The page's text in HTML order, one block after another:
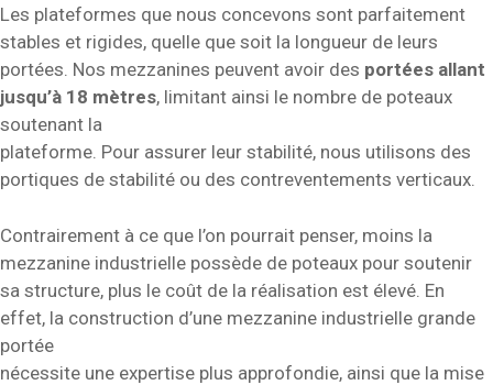
Les plateformes que nous concevons sont parfaitement
stables et rigides, quelle que soit la longueur de leurs
portées. Nos mezzanines peuvent avoir des portées allant
jusqu’à 18 mètres, limitant ainsi le nombre de poteaux
soutenant la
plateforme. Pour assurer leur stabilité, nous utilisons des
portiques de stabilité ou des contreventements verticaux.
Contrairement à ce que l’on pourrait penser, moins la
mezzanine industrielle possède de poteaux pour soutenir
sa structure, plus le coût de la réalisation est élevé. En
effet, la construction d’une mezzanine industrielle grande
portée
nécessite une expertise plus approfondie, ainsi que la mise